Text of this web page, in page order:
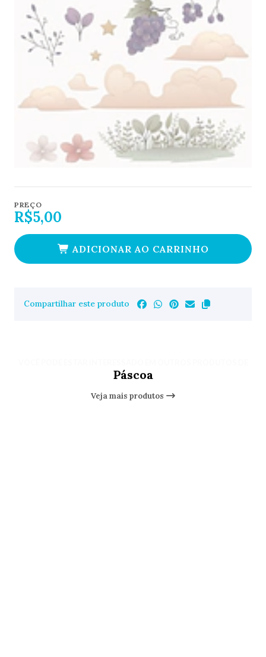
PREÇO
R$5,00
ADICIONAR AO CARRINHO
Compartilhar este produto
Páscoa
Veja mais produtos